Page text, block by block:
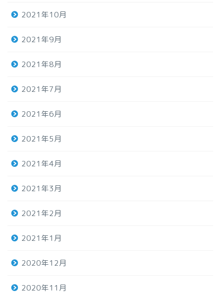
2021年10月
2021年9月
2021年8月
2021年7月
2021年6月
2021年5月
2021年4月
2021年3月
2021年2月
2021年1月
2020年12月
2020年11月